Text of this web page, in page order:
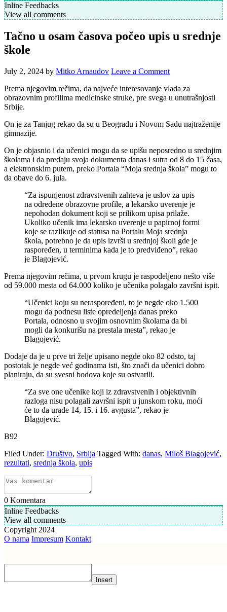
Inline Feedbacks
View all comments
Tačno u osam časova počeo upis u srednje
škole
July 2, 2024 by Mitko Arnaudov Leave a Comment
Prema njegovim rečima, da najveće interesovanje vlada za
obrazovnim profilima medicinske struke, pre svega u unutrašnjosti
Srbije.
On je za Tanjug rekao da su u Beogradu i Novom Sadu najtraženije
gimnazije.
On je objasnio i da učenici mogu da se upišu neposredno u srednjim
školama i da predaju svoja dokumenta danas i sutra od 8 do 15 časa,
a elektronskim putem, preko Portala “Moja srednja škola” mogu to
da obave do 6. jula.
“Za ispunjenost zdravstvenih zahteva je uslov za upis
na određene obrazovne profile, a lekarsko uverenje je
nepohodan dokument koji se prilikom upisa prilaže.
Ukoliko učenik ima lekarsko uverenje u papirnoj formi
koje se razlikuje od statusa na Portalu Moja srednja
škola, potrebno je da upis izvrši u srednjoj školi gde je
raspoređen, u terminima kada je to predviđeno”, rekao
je Blagojević.
Prema njegovim rečima, u prvom krugu je raspodeljeno nešto više
od 59.000 mesta od 64.000 koliko je učenika polagalo završni ispit.
“Učenici koju su neraspoređeni, to je negde oko 1.500
mogu da podnesu liste opredeljenja danas preko
Portala, odnosno u svojim osnovnim školama da bi
mogli da konkurišu na prestala mesta”, rekao je
Blagojević.
Dodaje da je u prve tri želje upisano negde oko 82 odsto, taj
postotak je negde već godinama isti, što znači da učenici dobro
planiraju, da su svesni bodova koje su ostvarili.
“Za sve one učenike koji iz zdravstvenih i objektivnih
razloga nisu polagali završni ispit u junskom roku, moći
će to da urade 14, 15. i 16. avgusta”, rekao je
Blagojević.
B92
Filed Under: Društvo, Srbija Tagged With: danas, Miloš Blagojević,
rezultati, srednja škola, upis
0 Komentara
Inline Feedbacks
View all comments
Copyright 2024
O nama Impresum Kontakt
Insert